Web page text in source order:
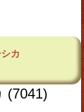
カ
(7041)